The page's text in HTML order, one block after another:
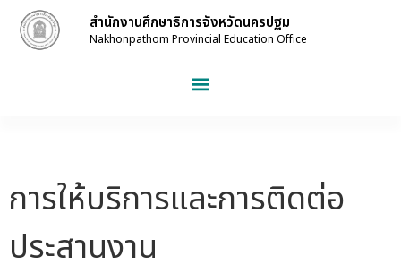
สำนักงานศึกษาธิการจังหวัดนครปฐม
Nakhonpathom Provincial Education Office
การให้บริการและการติดต่อ
ประสานงาน